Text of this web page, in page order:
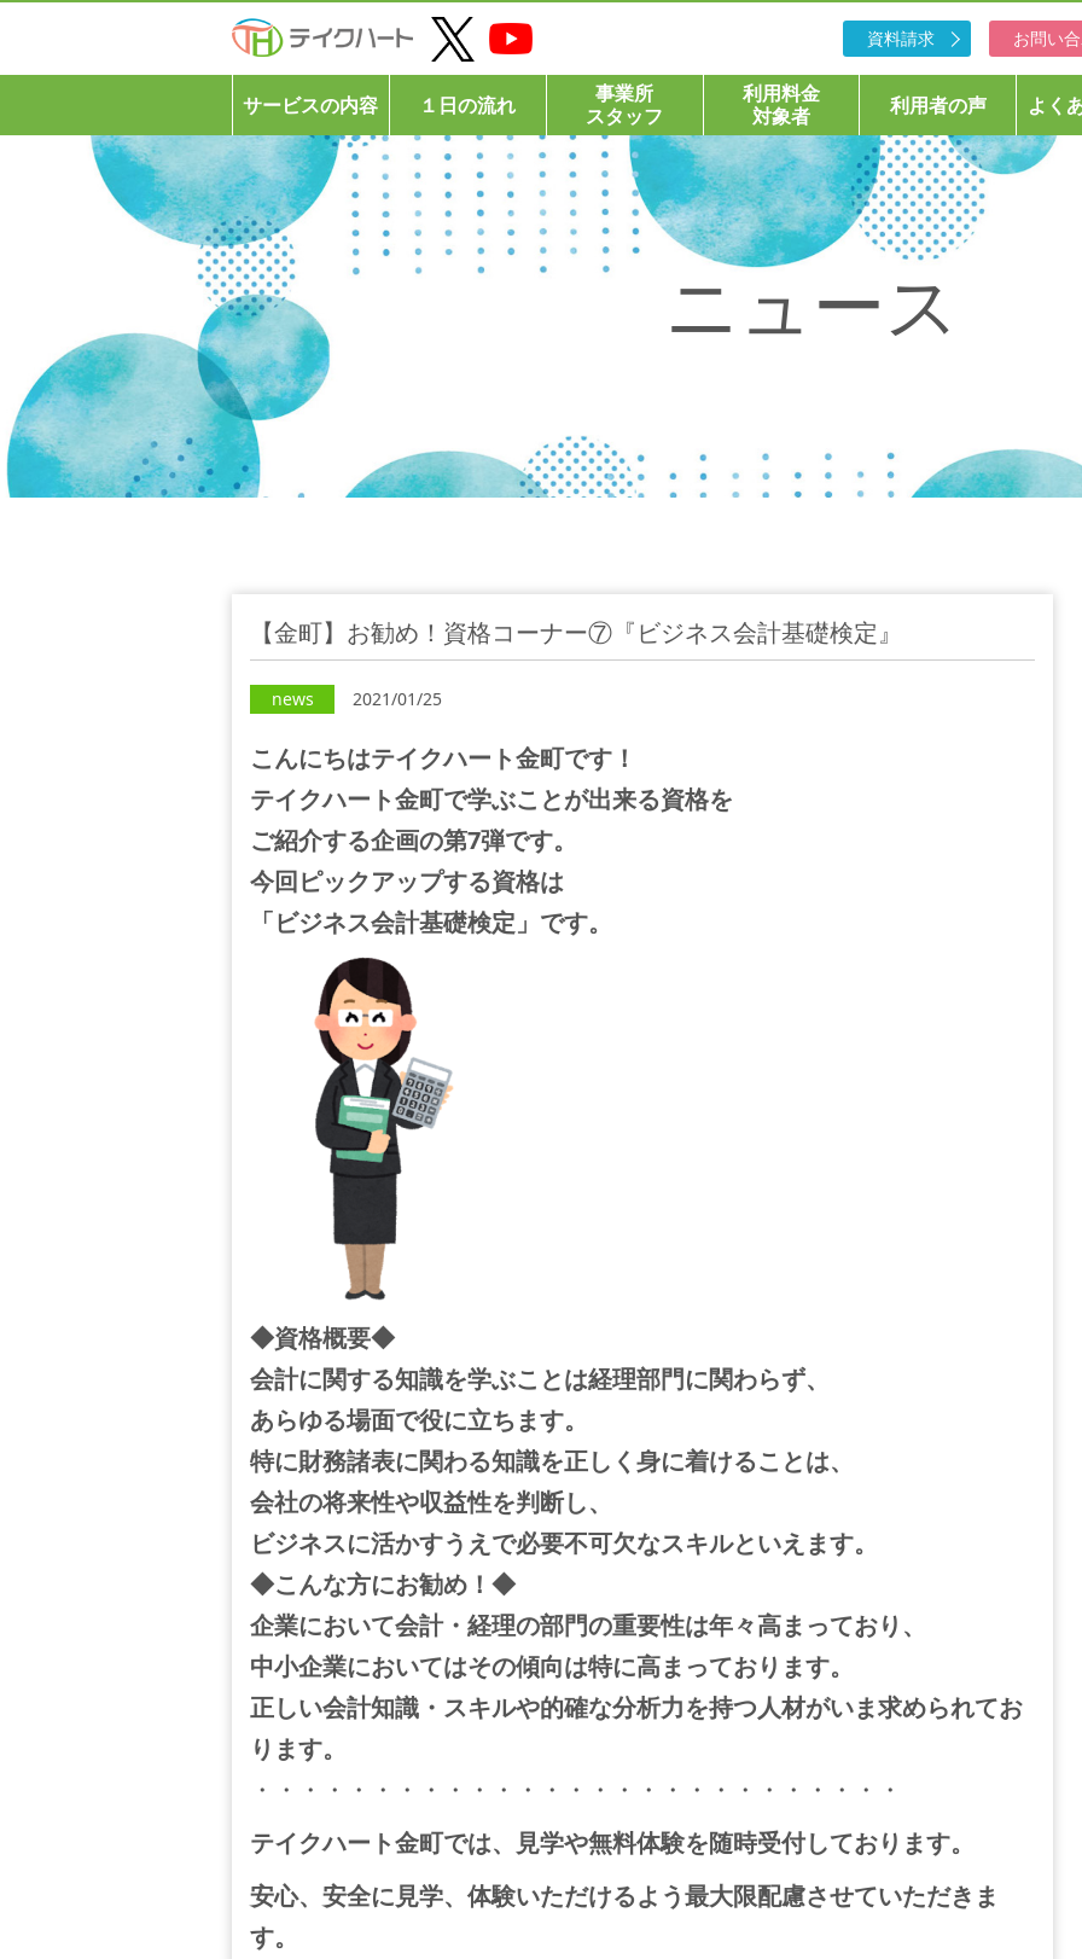
資料請求 お問い
サービスの内容 １日の流れ
事業所
スタッフ
利用料金
対象者
利用者の声 よく
ニュース
【金町】お勧め！資格コーナー⑦『ビジネス会計基礎検定』
news 2021/01/25
こんにちはテイクハート金町です！
テイクハート金町で学ぶことが出来る資格を
ご紹介する企画の第7弾です。
今回ピックアップする資格は
「ビジネス会計基礎検定」です。
◆資格概要◆
会計に関する知識を学ぶことは経理部門に関わらず、
あらゆる場面で役に立ちます。
特に財務諸表に関わる知識を正しく身に着けることは、
会社の将来性や収益性を判断し、
ビジネスに活かすうえで必要不可欠なスキルといえます。
◆こんな方にお勧め！◆
企業において会計・経理の部門の重要性は年々高まっており、
中小企業においてはその傾向は特に高まっております。
正しい会計知識・スキルや的確な分析力を持つ人材がいま求められてお
ります。
・・・・・・・・・・・・・・・・・・・・・・・・・・・
テイクハート金町では、見学や無料体験を随時受付しております。
安心、安全に見学、体験いただけるよう最大限配慮させていただきま
す。